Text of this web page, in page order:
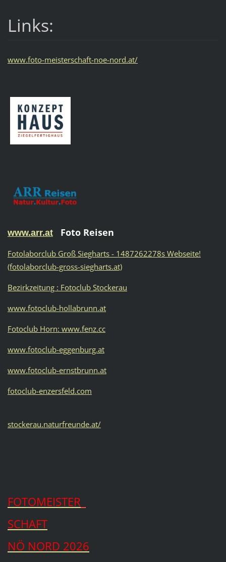
Links:
www.foto-meisterschaft-noe-nord.at/
www.arr.at Foto Reisen
Fotolaborclub Groß Siegharts - 1487262278s Webseite!
(fotolaborclub-gross-siegharts.at)
Bezirkzeitung : Fotoclub Stockerau
www.fotoclub-hollabrunn.at
Fotoclub Horn: www.fenz.cc
www.fotoclub-eggenburg.at
www.fotoclub-ernstbrunn.at
fotoclub-enzersfeld.com
stockerau.naturfreunde.at/
FOTOMEISTER_
SCHAFT
NÖ NORD 2026